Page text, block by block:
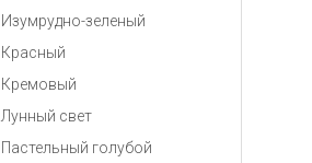
Изумрудно-зеленый
Красный
Кремовый
Лунный свет
Пастельный голубой